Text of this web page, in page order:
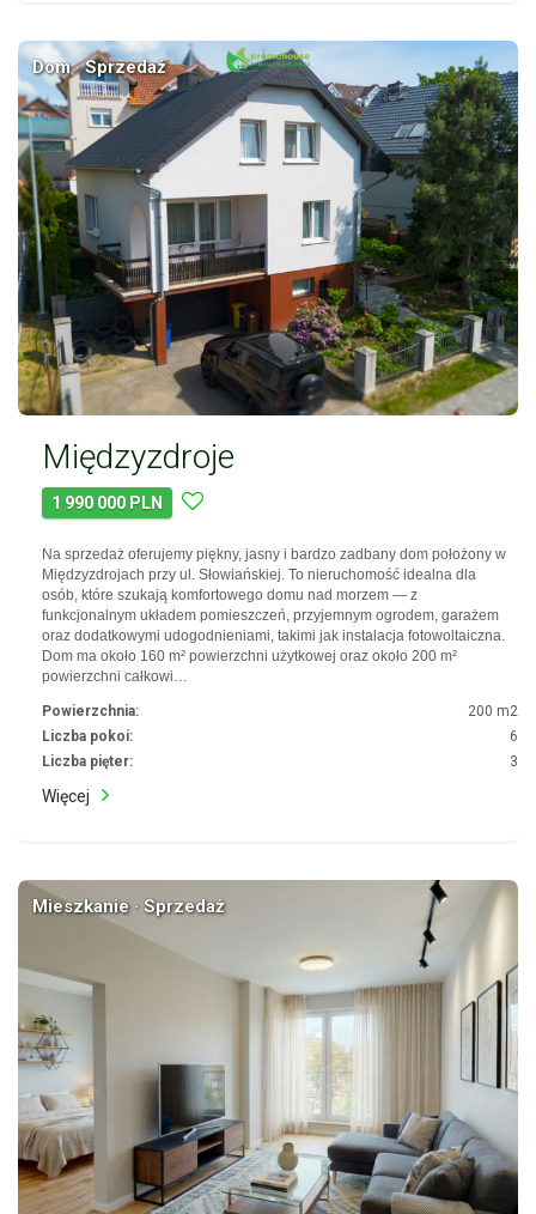
Dom · Sprzedaż
Międzyzdroje
1 990 000 PLN
Na sprzedaż oferujemy piękny, jasny i bardzo zadbany dom położony w
Międzyzdrojach przy ul. Słowiańskiej. To nieruchomość idealna dla
osób, które szukają komfortowego domu nad morzem — z
funkcjonalnym układem pomieszczeń, przyjemnym ogrodem, garażem
oraz dodatkowymi udogodnieniami, takimi jak instalacja fotowoltaiczna.
Dom ma około 160 m² powierzchni użytkowej oraz około 200 m²
powierzchni całkowi…
Powierzchnia:
200 m2
Liczba pokoi:
6
Liczba pięter:
3
Więcej
Mieszkanie · Sprzedaż